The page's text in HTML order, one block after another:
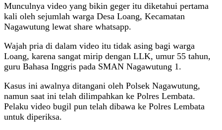
Munculnya video yang bikin geger itu diketahui pertama
kali oleh sejumlah warga Desa Loang, Kecamatan
Nagawutung lewat share whatsapp.
Wajah pria di dalam video itu tidak asing bagi warga
Loang, karena sangat mirip dengan LLK, umur 55 tahun,
guru Bahasa Inggris pada SMAN Nagawutung 1.
Kasus ini awalnya ditangani oleh Polsek Nagawutung,
namun saat ini telah dilimpahkan ke Polres Lembata.
Pelaku video bugil pun telah dibawa ke Polres Lembata
untuk diperiksa.